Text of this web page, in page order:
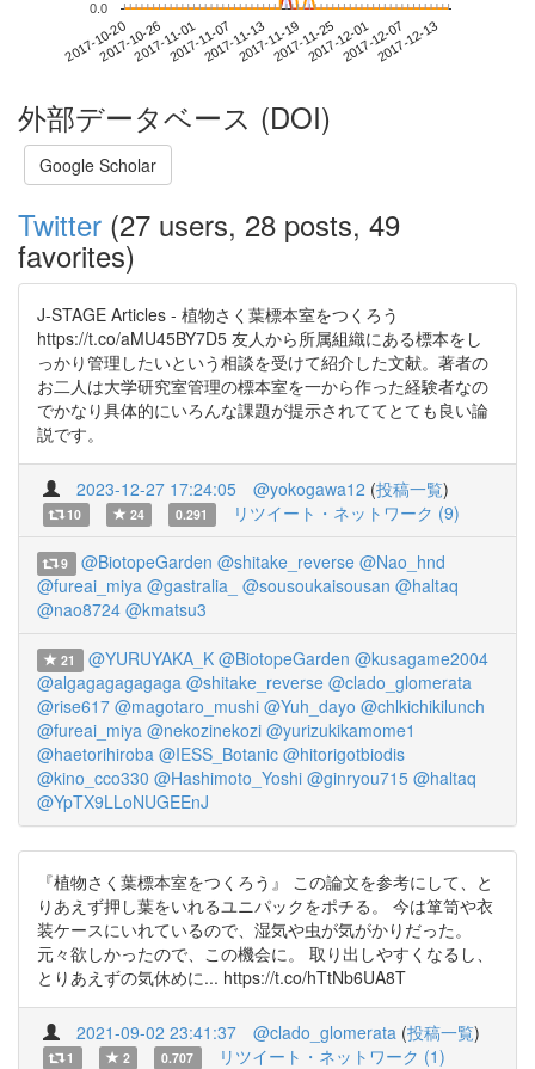
2017-10-202017-10-262017-11-012017-11-072017-11-132017-11-192017-11-252017-12-012017-12-072017-12-13
0.0
外部データベース (DOI)
Google Scholar
Twitter (27 users, 28 posts, 49
favorites)
J-STAGE Articles - 植物さく葉標本室をつくろう
https://t.co/aMU45BY7D5 友人から所属組織にある標本をし
っかり管理したいという相談を受けて紹介した文献。著者の
お二人は大学研究室管理の標本室を一から作った経験者なの
でかなり具体的にいろんな課題が提示されててとても良い論
説です。
2023-12-27 17:24:05 @yokogawa12 (投稿一覧)
10 24 0.291 リツイート・ネットワーク (9)
9 @BiotopeGarden @shitake_reverse @Nao_hnd
@fureai_miya @gastralia_ @sousoukaisousan @haltaq
@nao8724 @kmatsu3
21 @YURUYAKA_K @BiotopeGarden @kusagame2004
@algagagagagaga @shitake_reverse @clado_glomerata
@rise617 @magotaro_mushi @Yuh_dayo @chlkichikilunch
@fureai_miya @nekozinekozi @yurizukikamome1
@haetorihiroba @IESS_Botanic @hitorigotbiodis
@kino_cco330 @Hashimoto_Yoshi @ginryou715 @haltaq
@YpTX9LLoNUGEEnJ
『植物さく葉標本室をつくろう』 この論文を参考にして、と
りあえず押し葉をいれるユニパックをポチる。 今は箪笥や衣
装ケースにいれているので、湿気や虫が気がかりだった。
元々欲しかったので、この機会に。 取り出しやすくなるし、
とりあえずの気休めに... https://t.co/hTtNb6UA8T
2021-09-02 23:41:37 @clado_glomerata (投稿一覧)
1 2 0.707 リツイート・ネットワーク (1)